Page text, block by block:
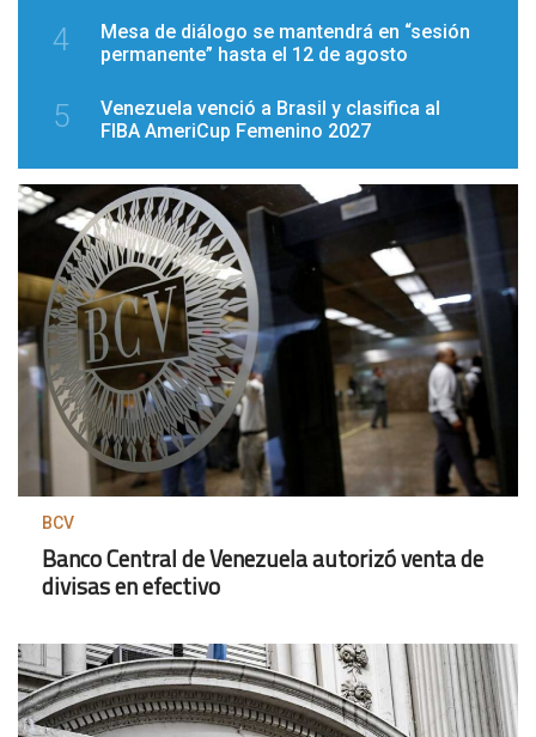
4
Mesa de diálogo se mantendrá en “sesión
permanente” hasta el 12 de agosto
5
Venezuela venció a Brasil y clasifica al
FIBA AmeriCup Femenino 2027
BCV
Banco Central de Venezuela autorizó venta de
divisas en efectivo